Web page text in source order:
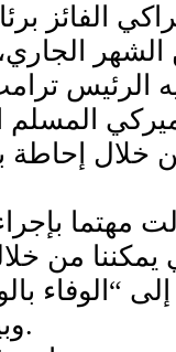
الفائز
الجاري،
خلال إحاطة
مهتما
يمكننا من
“الوفاء
وبينها التصدي لكلفة المعيشة.